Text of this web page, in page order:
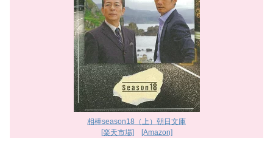
相棒season18（上）朝日文庫
[楽天市場]
[Amazon]